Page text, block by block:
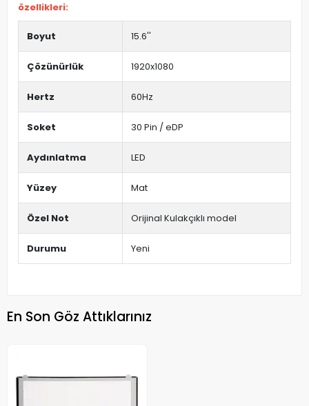
özellikleri:
Boyut 15.6''
Çözünürlük 1920x1080
Hertz 60Hz
Soket 30 Pin / eDP
Aydınlatma LED
Yüzey Mat
Özel Not Orijinal Kulakçıklı model
Durumu Yeni
En Son Göz Attıklarınız